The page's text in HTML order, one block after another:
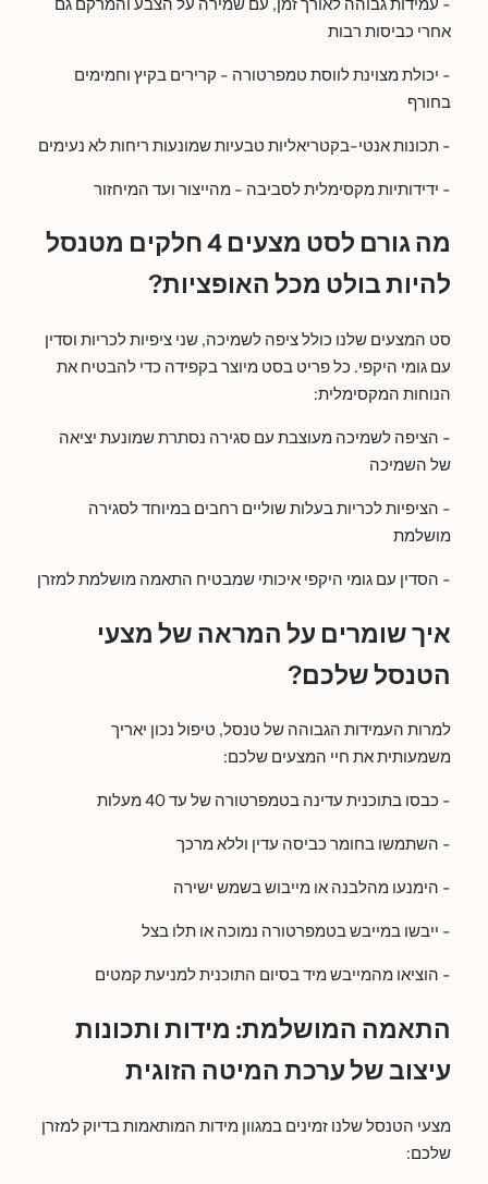
אחרי כביסות רבות
- יכולת מצוינת לווסת טמפרטורה - קרירים בקיץ וחמימים
בחורף
- תכונות אנטי-בקטריאליות טבעיות שמונעות ריחות לא נעימים
- ידידותיות מקסימלית לסביבה - מהייצור ועד המיחזור
מה גורם לסט מצעים 4 חלקים מטנסל
להיות בולט מכל האופציות?
סט המצעים שלנו כולל ציפה לשמיכה, שני ציפיות לכריות וסדין
עם גומי היקפי. כל פריט בסט מיוצר בקפידה כדי להבטיח את
הנוחות המקסימלית:
- הציפה לשמיכה מעוצבת עם סגירה נסתרת שמונעת יציאה
של השמיכה
- הציפיות לכריות בעלות שוליים רחבים במיוחד לסגירה
מושלמת
- הסדין עם גומי היקפי איכותי שמבטיח התאמה מושלמת למזרן
איך שומרים על המראה של מצעי
הטנסל שלכם?
למרות העמידות הגבוהה של טנסל, טיפול נכון יאריך
משמעותית את חיי המצעים שלכם:
- כבסו בתוכנית עדינה בטמפרטורה של עד 40 מעלות
- השתמשו בחומר כביסה עדין וללא מרכך
- הימנעו מהלבנה או מייבוש בשמש ישירה
- ייבשו במייבש בטמפרטורה נמוכה או תלו בצל
- הוציאו מהמייבש מיד בסיום התוכנית למניעת קמטים
התאמה המושלמת: מידות ותכונות
עיצוב של ערכת המיטה הזוגית
מצעי הטנסל שלנו זמינים במגוון מידות המותאמות בדיוק למזרן
שלכם: